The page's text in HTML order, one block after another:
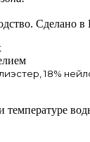
Сделано в
18%
температуре